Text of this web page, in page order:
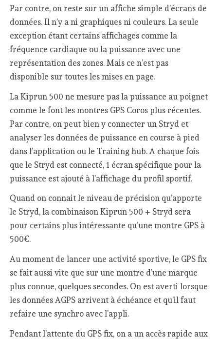
Par contre, on reste sur un affiche simple d’écrans de
données. Il n’y a ni graphiques ni couleurs. La seule
exception étant certains affichages comme la
fréquence cardiaque ou la puissance avec une
représentation des zones. Mais ce n’est pas
disponible sur toutes les mises en page.
La Kiprun 500 ne mesure pas la puissance au poignet
comme le font les montres GPS Coros plus récentes.
Par contre, on peut bien y connecter un Stryd et
analyser les données de puissance en course à pied
dans l’application ou le Training hub. A chaque fois
que le Stryd est connecté, 1 écran spécifique pour la
puissance est ajouté à l’affichage du profil sportif.
Quand on connait le niveau de précision qu’apporte
le Stryd, la combinaison Kiprun 500 + Stryd sera
pour certains plus intéressante qu’une montre GPS à
500€.
Au moment de lancer une activité sportive, le GPS fix
se fait aussi vite que sur une montre d’une marque
plus connue, quelques secondes. On est averti lorsque
les données AGPS arrivent à échéance et qu’il faut
refaire une synchro avec l’appli.
Pendant l’attente du GPS fix, on a un accès rapide aux